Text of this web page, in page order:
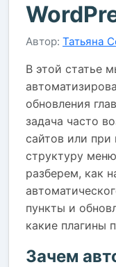
Автор: Татьяна
В этой статье
обновления
задача часто
сайтов или при
структуру
разберем, как
пункты и
какие плагины
Зачем